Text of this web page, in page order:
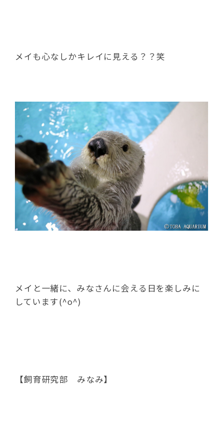
メイも心なしかキレイに見える？？笑
メイと一緒に、みなさんに会える日を楽しみに
しています(^o^)
【飼育研究部 みなみ】